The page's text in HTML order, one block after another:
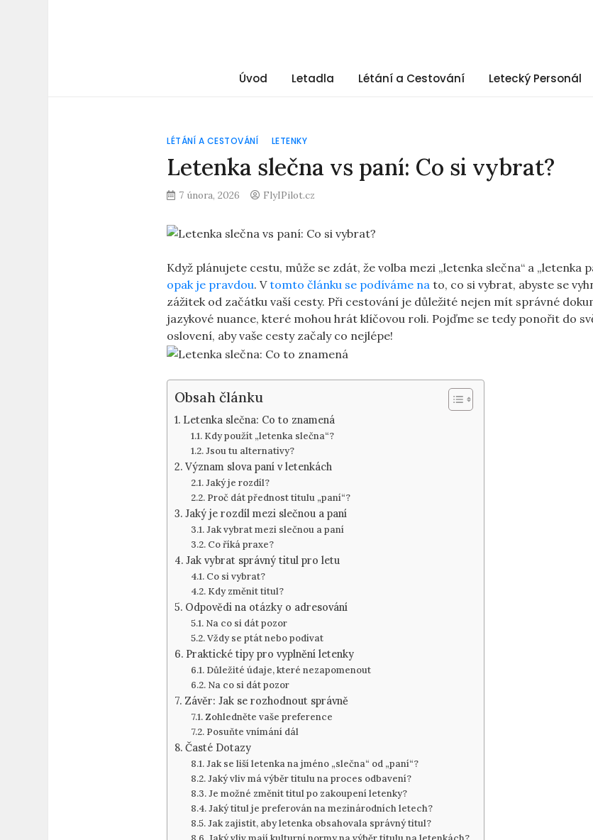
Úvod Letadla Létání a Cestování Letecký Personál
LÉTÁNÍ A CESTOVÁNÍ LETENKY
Letenka slečna vs paní: Co si vybrat?
7 února, 2026 FlyIPilot.cz
Když plánujete cestu, může se zdát, že volba mezi „letenka slečna“ a „letenka
opak je pravdou. Vtomto článku se podíváme na to, co si vybrat, abyste se
zážitek od začátku vaší cesty. Při cestování je důležité nejen mít správné
jazykové nuance, které mohou hrát klíčovou roli. Pojďme se tedy ponořit do
oslovení, aby vaše cesty začaly co nejlépe!
Obsah článku
Letenka slečna: Co to znamená
Kdy použít „letenka slečna“?
Jsou tu alternativy?
Význam slova paní v letenkách
Jaký je rozdíl?
Proč dát přednost titulu „paní“?
Jaký je rozdíl mezi slečnou a paní
Jak vybrat mezi slečnou a paní
Co říká praxe?
Jak vybrat správný titul pro letu
Co si vybrat?
Kdy změnit titul?
Odpovědi na otázky o adresování
Na co si dát pozor
Vždy se ptát nebo podívat
Praktické tipy pro vyplnění letenky
Důležité údaje, které nezapomenout
Na co si dát pozor
Závěr: Jak se rozhodnout správně
Zohledněte vaše preference
Posuňte vnímání dál
Časté Dotazy
Jak se liší letenka na jméno „slečna“ od „paní“?
Jaký vliv má výběr titulu na proces odbavení?
Je možné změnit titul po zakoupení letenky?
Jaký titul je preferován na mezinárodních letech?
Jak zajistit, aby letenka obsahovala správný titul?